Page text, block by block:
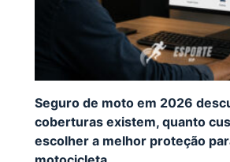
Seguro de moto em 2026
coberturas existem, quanto
escolher a melhor proteção